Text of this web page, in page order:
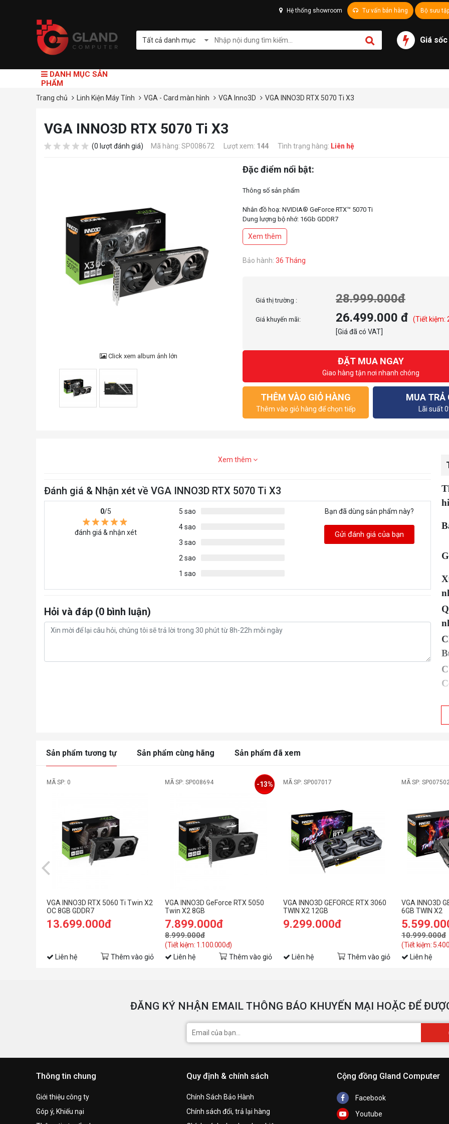
Hệ thống showroom Tư vấn bán hàng Bộ sưu
Tất cả danh mục Giá sốc
DANH MỤC SẢN
PHẨM
Trang chủ Linh Kiện Máy Tính VGA - Card màn hình VGA Inno3D VGA INNO3D RTX 5070 Ti X3
VGA INNO3D RTX 5070 Ti X3
(0 lượt đánh giá) Mã hàng: SP008672 Lượt xem: 144 Tình trạng hàng: Liên hệ
Click xem album ảnh lớn
Đặc điểm nổi bật:
Thông số sản phẩm
Nhân đồ hoạ: NVIDIA® GeForce RTX™ 5070 Ti
Dung lượng bộ nhớ: 16Gb GDDR7
Số nhân CUDA : 8960
Xem thêm
Bảo hành: 36 Tháng
Giá thị trường : 28.999.000đ
Giá khuyến mãi: 26.499.000 đ
(Tiết kiệm:
[Giá đã có VAT]
ĐẶT MUA NGAY
Giao hàng tận nơi nhanh chóng
THÊM VÀO GIỎ HÀNG
Thêm vào giỏ hàng để chọn tiếp
MUA TRẢ
Lãi suất
Xem thêm
Đánh giá & Nhận xét về VGA INNO3D RTX 5070 Ti X3
0/5
đánh giá & nhận xét
5 sao
4 sao
3 sao
2 sao
1 sao
Bạn đã dùng sản phẩm này?
Gửi đánh giá của bạn
Hỏi và đáp (0 bình luận)
nối
Sản phẩm tương tự Sản phẩm cùng hãng Sản phẩm đã xem
MÃ SP: 0
VGA INNO3D RTX 5060 Ti Twin X2
OC 8GB GDDR7
13.699.000đ
Liên hệ Thêm vào giỏ
MÃ SP: SP008694
VGA INNO3D GeForce RTX 5050
Twin X2 8GB
7.899.000đ
8.999.000đ
(Tiết kiệm: 1.100.000đ)
-13%
Liên hệ Thêm vào giỏ
MÃ SP: SP007017
VGA INNO3D GEFORCE RTX 3060
TWIN X2 12GB
9.299.000đ
Liên hệ Thêm vào giỏ
MÃ SP:
VGA INNO3D
6GB TWIN X2
10.999.000đ
(Tiết kiệm:
Liên hệ
ĐĂNG KÝ NHẬN EMAIL THÔNG BÁO KHUYẾN MẠI HOẶC ĐỂ
Thông tin chung
Giới thiệu công ty
Góp ý, Khiếu nại
Quy định & chính sách
Chính Sách Bảo Hành
Chính sách đổi, trả lại hàng
Cộng đồng Gland Computer
Facebook
Youtube